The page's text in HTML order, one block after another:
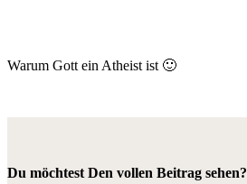
Warum Gott ein Atheist ist 🙂
Du möchtest Den vollen Beitrag sehen?